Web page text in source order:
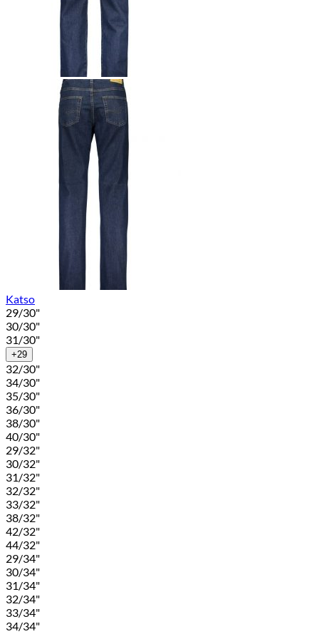
Katso
29/30"
30/30"
31/30"
+29
32/30"
34/30"
35/30"
36/30"
38/30"
40/30"
29/32"
30/32"
31/32"
32/32"
33/32"
38/32"
42/32"
44/32"
29/34"
30/34"
31/34"
32/34"
33/34"
34/34"